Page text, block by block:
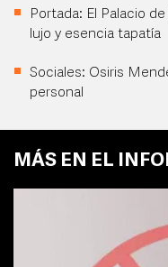
Portada: El Palacio
lujo y esencia tapatía
Sociales: Osiris
personal
MÁS EN EL